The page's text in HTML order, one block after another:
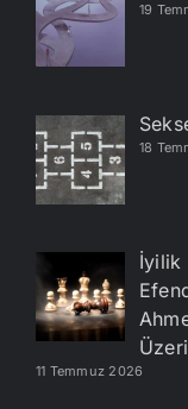
19
18
İyilik
11 Temmuz 2026